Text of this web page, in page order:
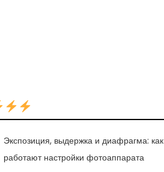
Экспозиция, выдержка и диафрагма: как
работают настройки фотоаппарата